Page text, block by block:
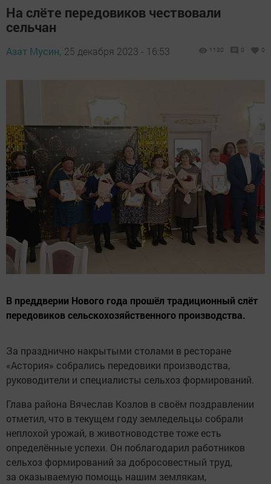
На слёте передовиков чествовали
сельчан
Азат Мусин, 25 декабря 2023 - 16:53 1130 0 0
В преддверии Нового года прошёл традиционный слёт
передовиков сельскохозяйственного производства.
За празднично накрытыми столами в ресторане
«Астория» собрались передовики производства,
руководители и специалисты сельхоз формирований.
Глава района Вячеслав Козлов в своём поздравлении
отметил, что в текущем году земледельцы собрали
неплохой урожай, в животноводстве тоже есть
определённые успехи. Он поблагодарил работников
сельхоз формирований за добросовестный труд,
за оказываемую помощь нашим землякам,